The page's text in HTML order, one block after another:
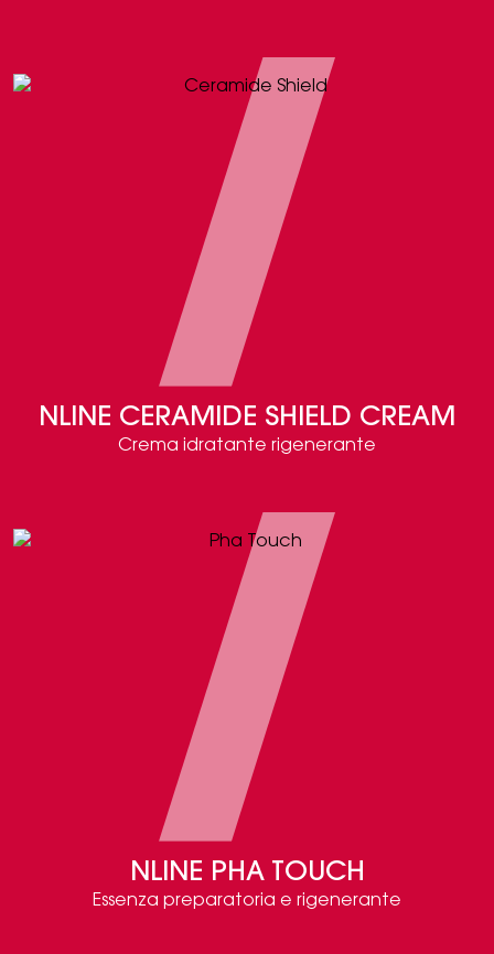
NLINE CERAMIDE SHIELD CREAM
Crema idratante rigenerante
NLINE PHA TOUCH
Essenza preparatoria e rigenerante